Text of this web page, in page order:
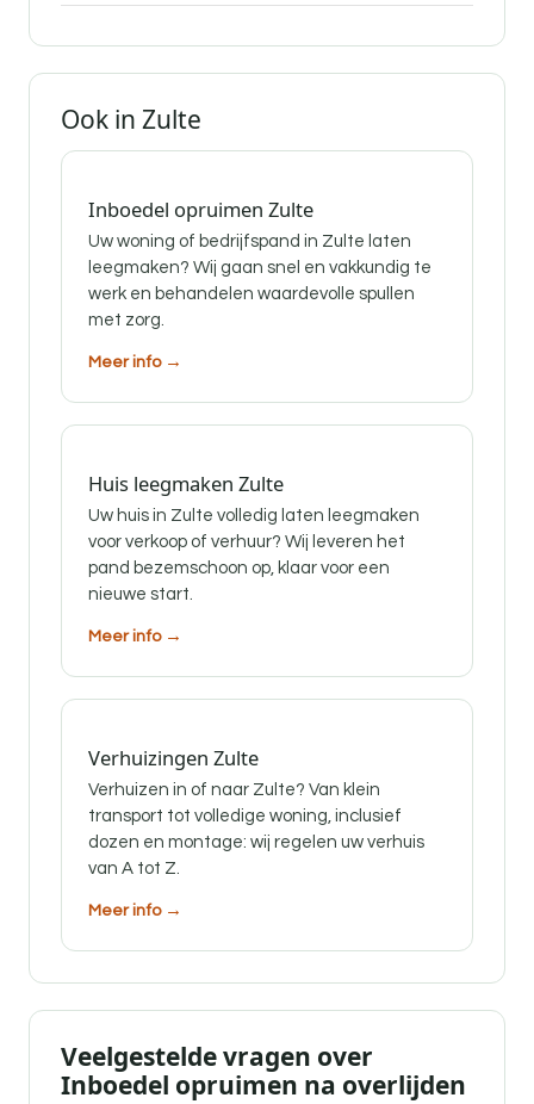
Ook in Zulte
Inboedel opruimen Zulte
Uw woning of bedrijfspand in Zulte laten
leegmaken? Wij gaan snel en vakkundig te
werk en behandelen waardevolle spullen
met zorg.
Meer info →
Huis leegmaken Zulte
Uw huis in Zulte volledig laten leegmaken
voor verkoop of verhuur? Wij leveren het
pand bezemschoon op, klaar voor een
nieuwe start.
Meer info →
Verhuizingen Zulte
Verhuizen in of naar Zulte? Van klein
transport tot volledige woning, inclusief
dozen en montage: wij regelen uw verhuis
van A tot Z.
Meer info →
Veelgestelde vragen over
Inboedel opruimen na overlijden